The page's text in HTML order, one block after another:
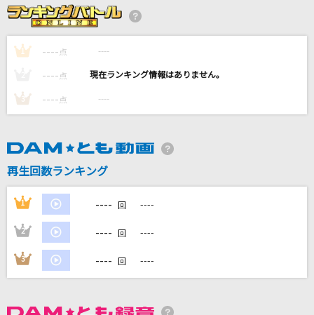
佐咲紗花
Never Grow Up
[生音]恋
back number
[生音]115万キロのフィルム
Official髭男dism
1 ---- 点 ----
---- 点 ----
3 ---- 点 ----
再生回数ランキング
1 ---- 回 ----
2 ---- 回 ----
3 ---- 回 ----